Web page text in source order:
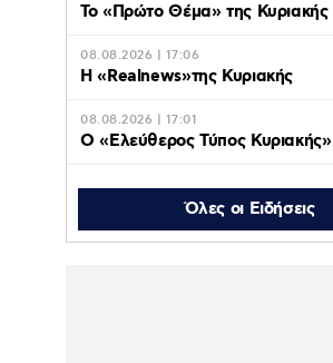
Το «Πρώτο Θέμα» της Κυριακής
08.08.2026 | 17:06
Η «Realnews»της Κυριακής
08.08.2026 | 17:01
Ο «Eλεύθερος Τύπος Κυριακής»
08.08.2026 |
Το
Κυριακής
Όλες οι Ειδήσεις